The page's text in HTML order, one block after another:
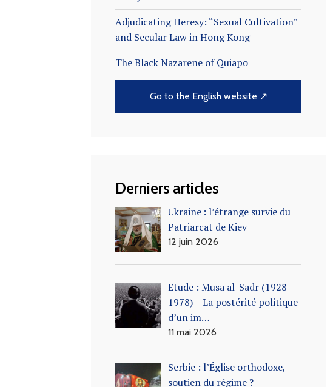
Adjudicating Heresy: “Sexual Cultivation”
and Secular Law in Hong Kong
The Black Nazarene of Quiapo
Go to the English website ↗
Derniers articles
Ukraine : l’étrange survie du
Patriarcat de Kiev
12 juin 2026
Etude : Musa al-Sadr (1928-
1978) – La postérité politique
d’un im…
11 mai 2026
Serbie : l’Église orthodoxe,
soutien du régime ?